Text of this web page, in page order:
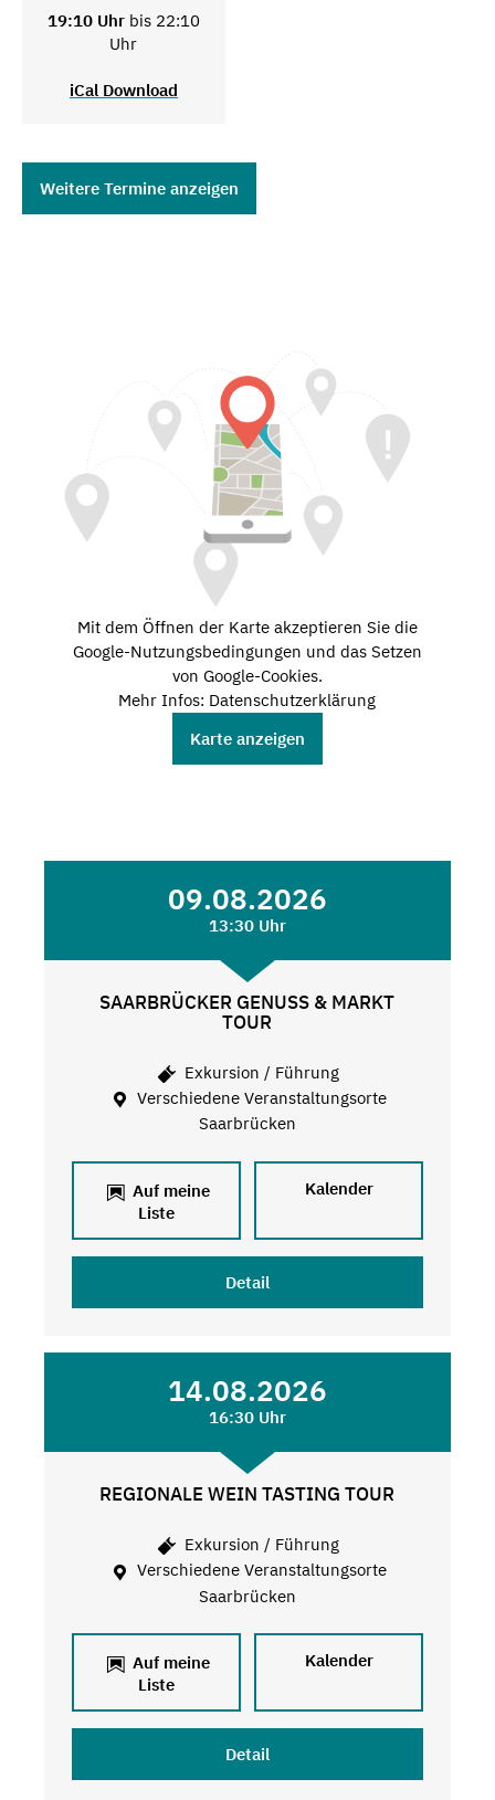
19:10 Uhr bis 22:10
Uhr
iCal Download
Weitere Termine anzeigen
Mit dem Öffnen der Karte akzeptieren Sie die
Google-Nutzungsbedingungen und das Setzen
von Google-Cookies.
Mehr Infos: Datenschutzerklärung
Karte anzeigen
09.08.2026
13:30 Uhr
SAARBRÜCKER GENUSS & MARKT
TOUR
Exkursion / Führung
Verschiedene Veranstaltungsorte
Saarbrücken
Auf meine
Liste
Kalender
Detail
14.08.2026
16:30 Uhr
REGIONALE WEIN TASTING TOUR
Exkursion / Führung
Verschiedene Veranstaltungsorte
Saarbrücken
Auf meine
Liste
Kalender
Detail